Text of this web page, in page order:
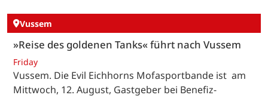
Vussem
»Reise des goldenen Tanks« führt nach Vussem
Friday
Vussem. Die Evil Eichhorns Mofasportbande ist am
Mittwoch, 12. August, Gastgeber bei Benefiz-